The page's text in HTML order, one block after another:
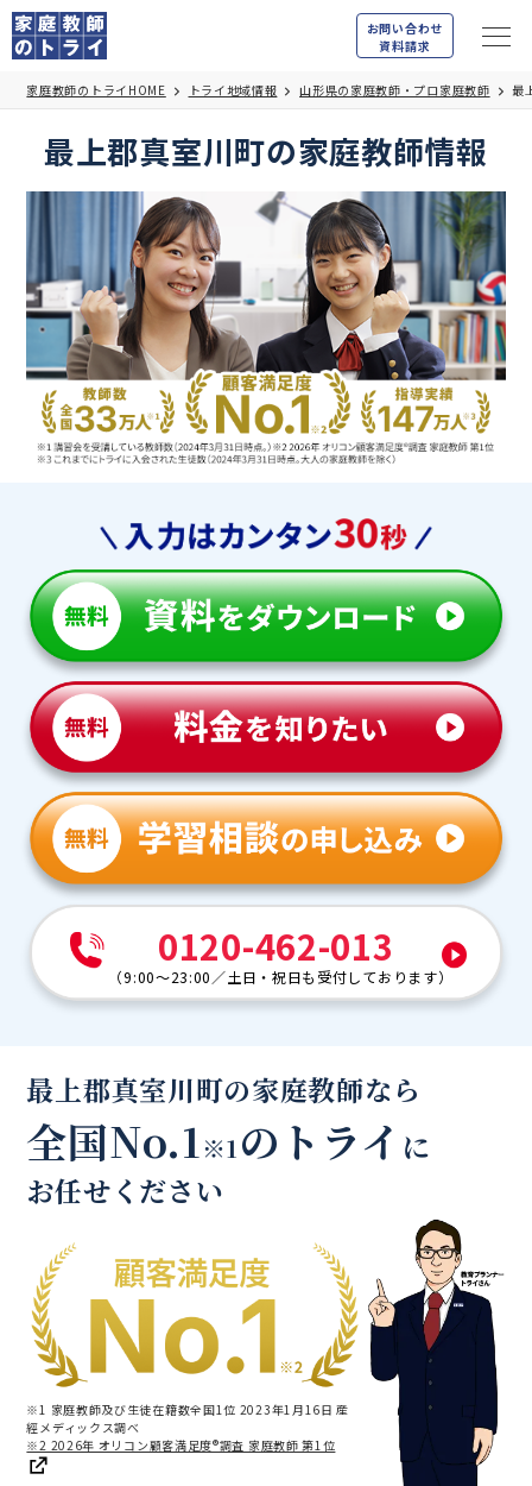
お問い合わせ
資料請求
家庭教師のトライHOME トライ地域情報 山形県の家庭教師・プロ家庭教師 最
最上郡真室川町の家庭教師情報
0120-462-013
（9:00～23:00／土日・祝日も受付しております）
最上郡真室川町の家庭教師なら
全国No.1※1のトライ に
お任せください
※1 家庭教師及び生徒在籍数全国1位 2023年1月16日 産
經メディックス調べ
※2 2026年 オリコン顧客満足度®調査 家庭教師 第1位